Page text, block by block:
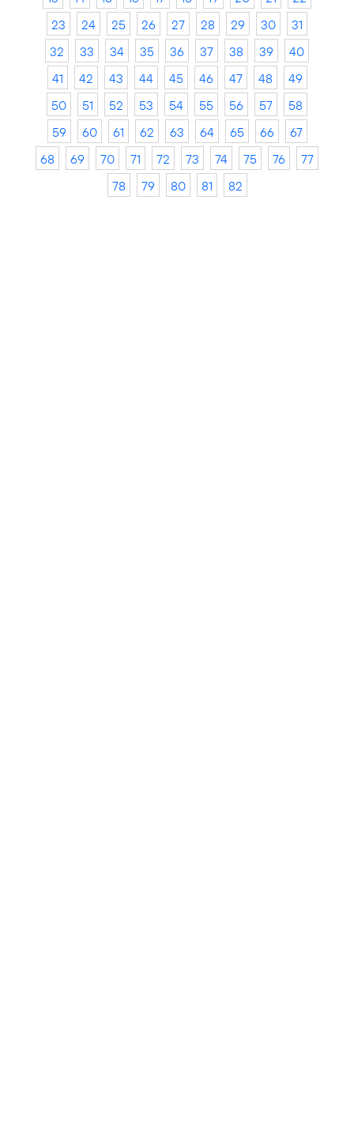
23
24 25 26 27 28 29 30
31
32
33 34 35 36 37 38 39
40
41
42 43 44 45 46 47 48
49
50
51 52 53 54 55 56 57
58
59
60 61 62 63 64 65 66
67
68
69 70 71 72 73 74 75 76
77
78
79 80 81 82